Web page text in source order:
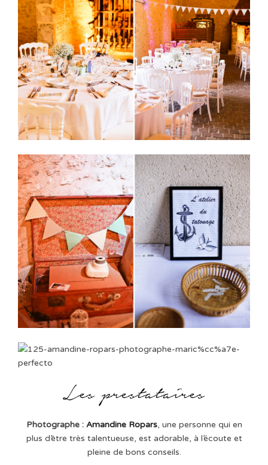
Photographe : Amandine Ropars, une personne qui en
plus d’être très talentueuse, est adorable, à l’écoute et
pleine de bons conseils.